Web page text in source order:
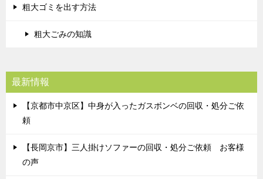
粗大ゴミを出す方法
粗大ごみの知識
最新情報
【京都市中京区】中身が入ったガスボンベの回収・処分ご依
頼
【長岡京市】三人掛けソファーの回収・処分ご依頼 お客様
の声